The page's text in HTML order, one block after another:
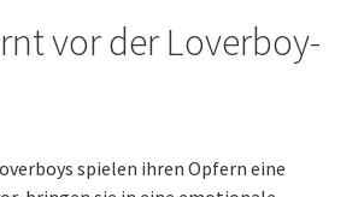
vor der Loverboy-
spielen ihren Opfern eine